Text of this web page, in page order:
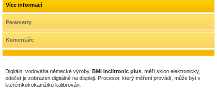
Více informací
Parametry
Komentáře
Digitální vodováha německé výroby, BMI Inclitronic plus, měří sklon elektronicky,
odečet je zobrazen digitálně na displeji. Procesor, který měření provádí, může být v
kterémkoli okamžiku kalibrován.